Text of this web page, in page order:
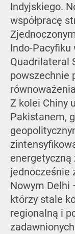
Indyjskiego.
współpracę
Indo-
Quadrilateral
powszechnie
Z kolei Chiny
Pakistanem,
energetyczną
jednocześnie
Nowym Delhi
którzy stale
regionalną i